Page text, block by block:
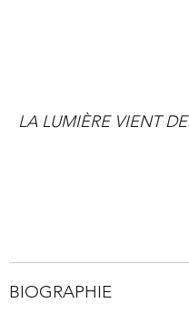
LA LUMIÈRE VIENT
BIOGRAPHIE